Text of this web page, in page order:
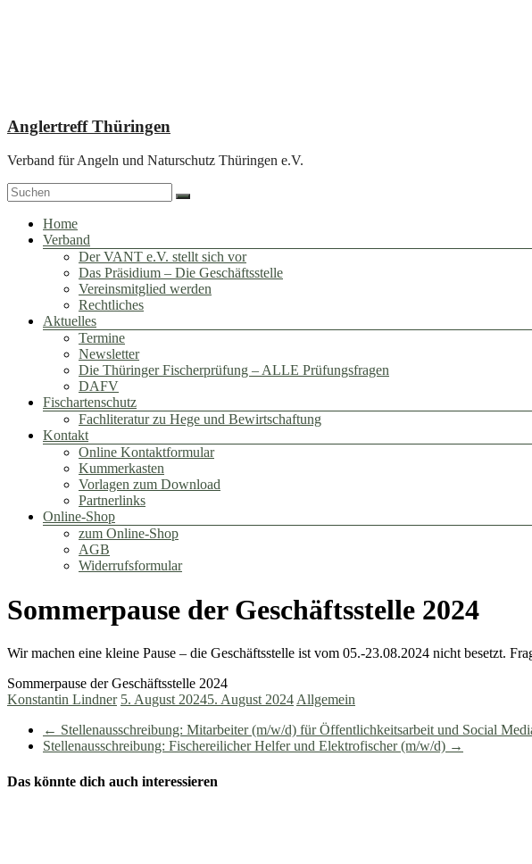
Anglertreff Thüringen
Verband für Angeln und Naturschutz Thüringen e.V.
Menü
Home
Verband
Der VANT e.V. stellt sich vor
Das Präsidium – Die Geschäftsstelle
Vereinsmitglied werden
Rechtliches
Aktuelles
Termine
Newsletter
Die Thüringer Fischerprüfung – ALLE Prüfungsfragen
DAFV
Fischartenschutz
Fachliteratur zu Hege und Bewirtschaftung
Kontakt
Online Kontaktformular
Kummerkasten
Vorlagen zum Download
Partnerlinks
Online-Shop
zum Online-Shop
AGB
Widerrufsformular
Sommerpause der Geschäftsstelle 2024
Wir machen eine kleine Pause – die Geschäftsstelle ist vom 05.-23.08.2024 nicht besetzt.
Sommerpause der Geschäftsstelle 2024
Konstantin Lindner 5. August 20245. August 2024 Allgemein
← Stellenausschreibung: Mitarbeiter (m/w/d) für Öffentlichkeitsarbeit und Social
Stellenausschreibung: Fischereilicher Helfer und Elektrofischer (m/w/d) →
Das könnte dich auch interessieren